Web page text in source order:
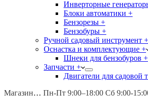
Инверторные
Блоки автоматики +
Бензорезы +
Бензобуры +
Ручной садовый инструмент +
Оснастка и комплектующие +
Шнеки для бензобуров +
Запчасти +
Двигатели для садовой
Магазины: Калуга ул. Московская д.113
Пн-Пт 9:00–18:00 Сб 9:00-